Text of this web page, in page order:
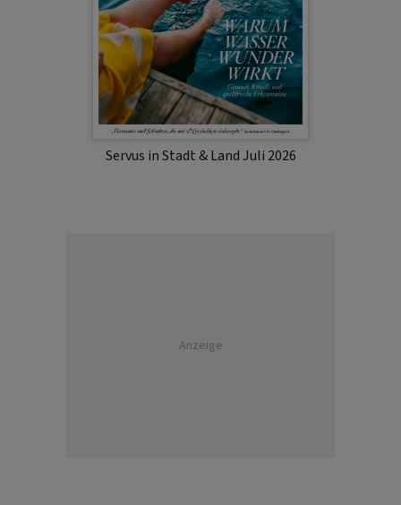
Servus in Stadt & Land Juli 2026
Anzeige